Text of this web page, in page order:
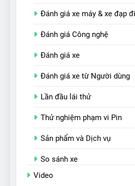
Đánh giá xe máy & xe đạp
Đánh giá Công nghệ
Đánh giá xe
Đánh giá xe từ Người dùng
Lần đầu lái thử
Thử nghiệm phạm vi Pin
Sản phẩm và Dịch vụ
So sánh xe
Video